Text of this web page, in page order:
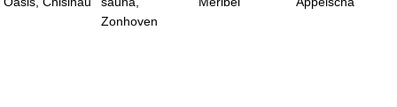
Zonhoven